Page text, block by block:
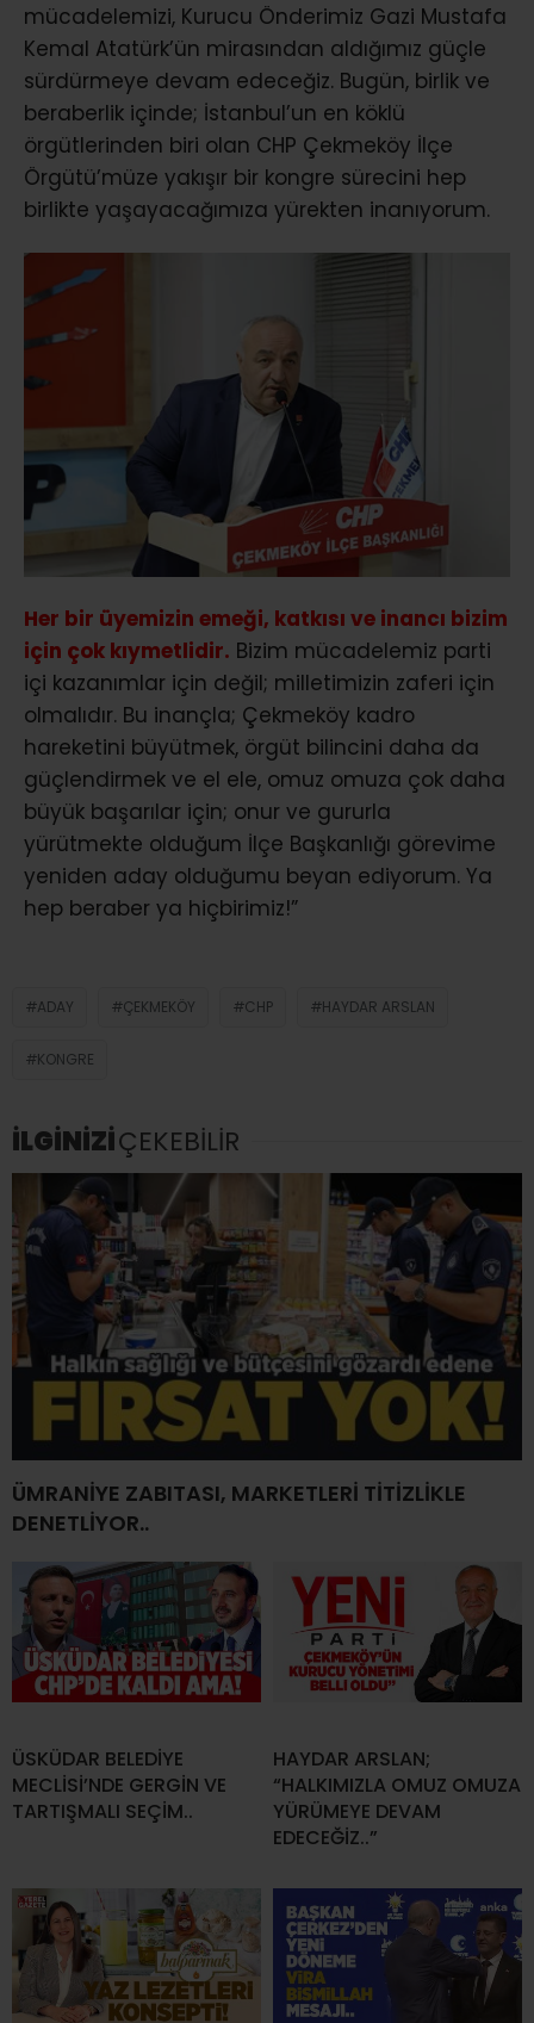
mücadelemizi, Kurucu Önderimiz Gazi Mustafa
Kemal Atatürk’ün mirasından aldığımız güçle
sürdürmeye devam edeceğiz. Bugün, birlik ve
beraberlik içinde; İstanbul’un en köklü
örgütlerinden biri olan CHP Çekmeköy İlçe
Örgütü’müze yakışır bir kongre sürecini hep
birlikte yaşayacağımıza yürekten inanıyorum.
Her bir üyemizin emeği, katkısı ve inancı bizim
için çok kıymetlidir. Bizim mücadelemiz parti
içi kazanımlar için değil; milletimizin zaferi için
olmalıdır. Bu inançla; Çekmeköy kadro
hareketini büyütmek, örgüt bilincini daha da
güçlendirmek ve el ele, omuz omuza çok daha
büyük başarılar için; onur ve gururla
yürütmekte olduğum İlçe Başkanlığı görevime
yeniden aday olduğumu beyan ediyorum. Ya
hep beraber ya hiçbirimiz!”
ADAY ÇEKMEKÖY CHP HAYDAR ARSLAN
KONGRE
İLGİNİZİÇEKEBİLİR
ÜMRANİYE ZABITASI, MARKETLERİ TİTİZLİKLE
DENETLİYOR..
ÜSKÜDAR BELEDİYE
MECLİSİ’NDE GERGİN VE
TARTIŞMALI SEÇİM..
HAYDAR ARSLAN;
“HALKIMIZLA OMUZ OMUZA
YÜRÜMEYE DEVAM
EDECEĞİZ..”